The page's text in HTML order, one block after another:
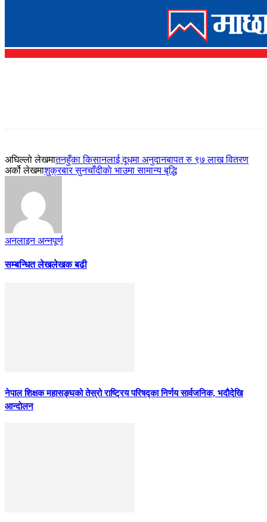
अघिल्लो लेखमातनहुँका किसानलाई दूधमा अनुदानबापत रु ९७ लाख वितरण
अर्को लेखमाशुक्रबार सुनचाँदीकाे भाउमा सामान्य बृद्धि
अनलाइन अन्नपूर्ण
सम्बन्धित लेखलेखक बढी
नेपाल शिक्षक महासङ्घको तेस्रो राष्ट्रिय परिषद्का निर्णय सार्वजनिक, भदाैदेखि
आन्दाेलन